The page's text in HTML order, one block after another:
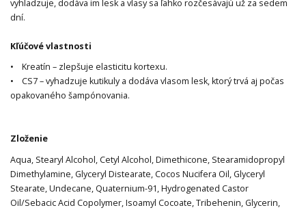
vyhladzuje, dodáva im lesk a vlasy sa ľahko rozčesávajú už za sedem
dní.
Kľúčové vlastnosti
• Kreatín – zlepšuje elasticitu kortexu.
• CS7 – vyhadzuje kutikuly a dodáva vlasom lesk, ktorý trvá aj počas
opakovaného šampónovania.
Zloženie
Aqua, Stearyl Alcohol, Cetyl Alcohol, Dimethicone, Stearamidopropyl
Dimethylamine, Glyceryl Distearate, Cocos Nucifera Oil, Glyceryl
Stearate, Undecane, Quaternium-91, Hydrogenated Castor
Oil/Sebacic Acid Copolymer, Isoamyl Cocoate, Tribehenin, Glycerin,